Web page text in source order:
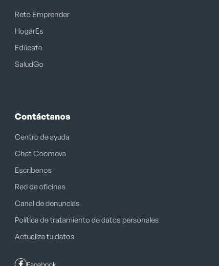
Reto Emprender
HogarEs
Edúcate
SaludGo
Contáctanos
Centro de ayuda
Chat Coomeva
Escríbenos
Red de oficinas
Canal de denuncias
Política de tratamiento de datos personales
Actualiza tu datos
Facebook